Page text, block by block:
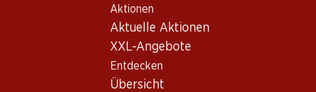
Aktionen
Aktuelle Aktionen
XXL-Angebote
Entdecken
Übersicht
Wein Sortiment
Weine - Languedoc-
Roussillon